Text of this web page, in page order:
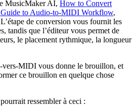
MusicMaker AI, How to Convert
to Audio-to-MIDI Workflow,
de conversion vous fournit les
tandis que l’éditeur vous permet de
le placement rythmique, la longueur
vers-MIDI vous donne le brouillon, et
ce brouillon en quelque chose
ressembler à ceci :